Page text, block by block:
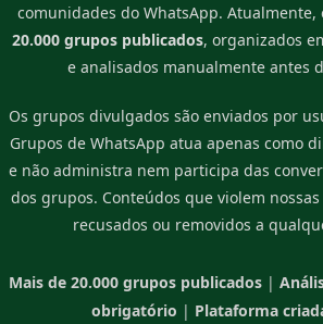
comunidades do WhatsApp.
20.000 grupos publicados, organizados
e analisados manualmente antes
Os grupos divulgados são enviados por
Grupos de WhatsApp atua apenas como
e não administra nem participa das
dos grupos. Conteúdos que violem
recusados ou removidos a
Mais de 20.000 grupos publicados|
obrigatório | Plataforma